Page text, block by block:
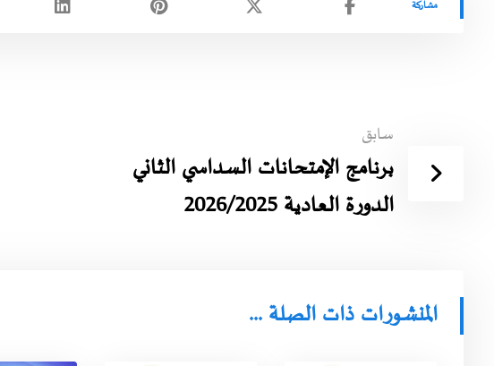
سابق
برنامج الإمتحانات السداسي الثاني
الدورة العادية 2026/2025
المنشورات ذات الصلة ...